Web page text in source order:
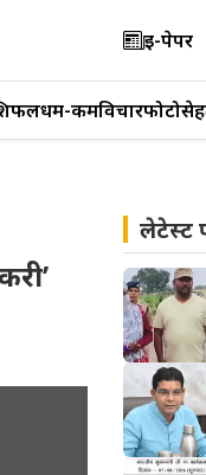
ई-पेपर
धर्म-कर्मविचारफोटो
लेटेस्ट